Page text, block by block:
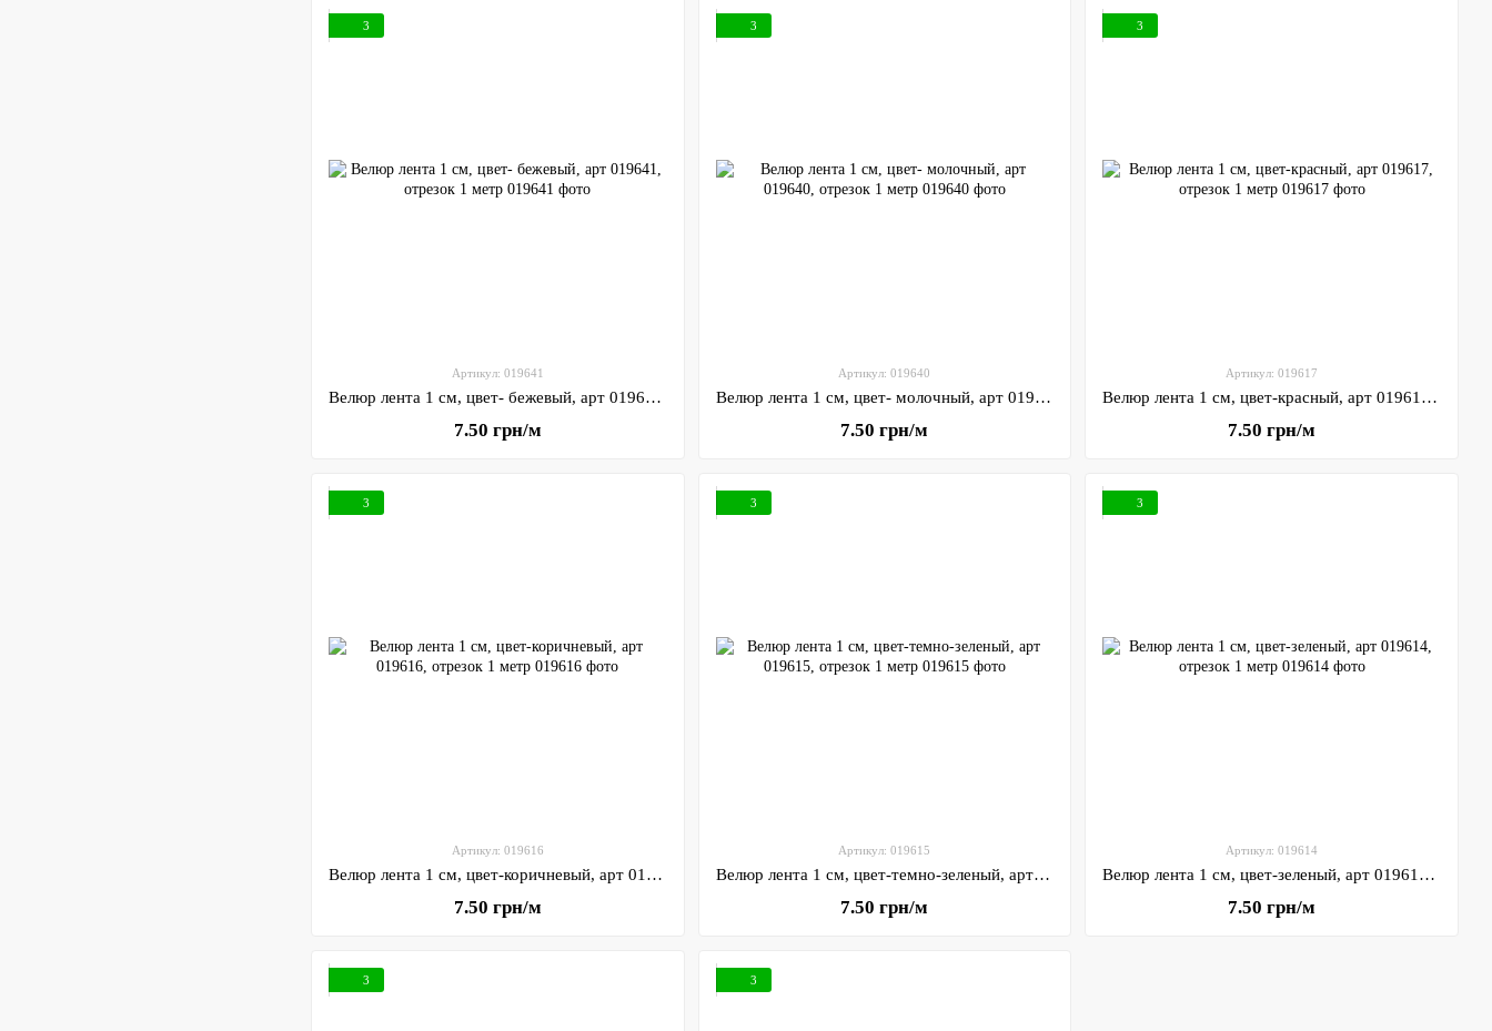
3
Артикул: 019641
Велюр лента 1 см, цвет- бежевый, арт 019641, отрезок 1 метр
7.50 грн/м
3
Артикул: 019640
Велюр лента 1 см, цвет- молочный, арт 019640, отрезок 1 метр
7.50 грн/м
3
Артикул: 019617
Велюр лента 1 см, цвет-красный, арт 019617, отрезок 1 метр
7.50 грн/м
3
Артикул: 019616
Велюр лента 1 см, цвет-коричневый, арт 019616, отрезок 1 метр
7.50 грн/м
3
Артикул: 019615
Велюр лента 1 см, цвет-темно-зеленый, арт 019615, отрезок 1 метр
7.50 грн/м
3
Артикул: 019614
Велюр лента 1 см, цвет-зеленый, арт 019614, отрезок 1 метр
7.50 грн/м
3 3